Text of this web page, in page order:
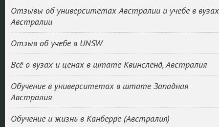
Отзывы об университетах Австралии и учебе в вузах
Австралии
Отзыв об учебе в UNSW
Всё о вузах и ценах в штате Квинсленд, Австралия
Обучение в университетах в штате Западная
Австралия
Обучение и жизнь в Канберре (Австралия)